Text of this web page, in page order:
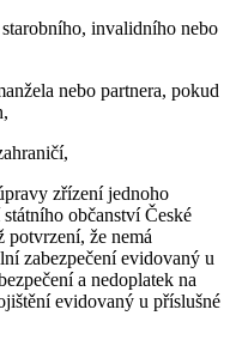
invalidního nebo
nebo partnera, pokud
zřízení jednoho
občanství České
že nemá
zabezpečení evidovaný u
a nedoplatek na
evidovaný u příslušné